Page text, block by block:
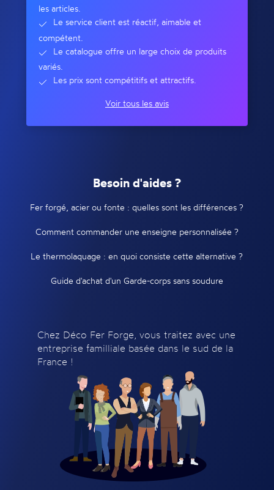
les articles.
Le service client est réactif, aimable et
compétent.
Le catalogue offre un large choix de produits
variés.
Les prix sont compétitifs et attractifs.
Voir tous les avis
Besoin d'aides ?
Fer forgé, acier ou fonte : quelles sont les différences ?
Comment commander une enseigne personnalisée ?
Le thermolaquage : en quoi consiste cette alternative ?
Guide d'achat d'un Garde-corps sans soudure
Chez Déco Fer Forge, vous traitez avec une
entreprise familliale basée dans le sud de la
France !